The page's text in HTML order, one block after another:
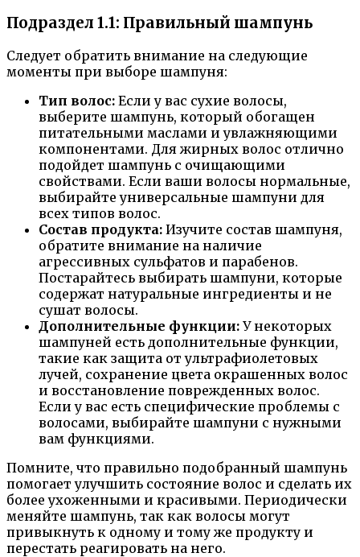
Подраздел 1.1: Правильный шампунь
Следует обратить внимание на следующие
моменты при выборе шампуня:
Тип волос: Если у вас сухие волосы,
выберите шампунь, который обогащен
питательными маслами и увлажняющими
компонентами. Для жирных волос отлично
подойдет шампунь с очищающими
свойствами. Если ваши волосы нормальные,
выбирайте универсальные шампуни для
всех типов волос.
Состав продукта: Изучите состав шампуня,
обратите внимание на наличие
агрессивных сульфатов и парабенов.
Постарайтесь выбирать шампуни, которые
содержат натуральные ингредиенты и не
сушат волосы.
Дополнительные функции: У некоторых
шампуней есть дополнительные функции,
такие как защита от ультрафиолетовых
лучей, сохранение цвета окрашенных волос
и восстановление поврежденных волос.
Если у вас есть специфические проблемы с
волосами, выбирайте шампуни с нужными
вам функциями.
Помните, что правильно подобранный шампунь
помогает улучшить состояние волос и сделать их
более ухоженными и красивыми. Периодически
меняйте шампунь, так как волосы могут
привыкнуть к одному и тому же продукту и
перестать реагировать на него.